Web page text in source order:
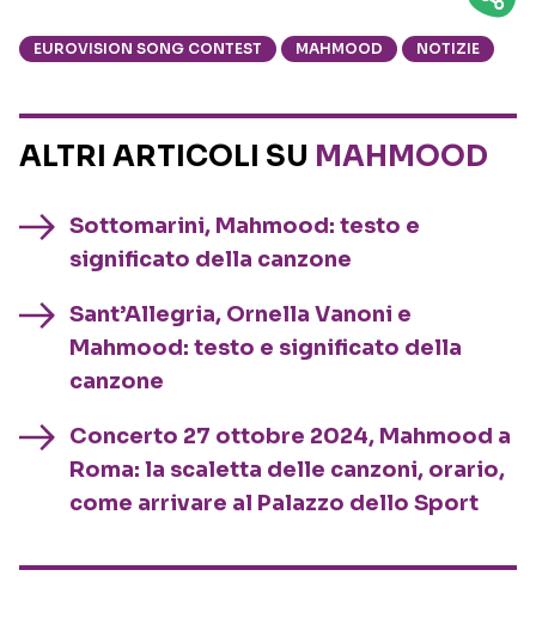
EUROVISION SONG CONTEST MAHMOOD NOTIZIE
ALTRI ARTICOLI SU MAHMOOD
Sottomarini, Mahmood: testo e
significato della canzone
Sant’Allegria, Ornella Vanoni e
Mahmood: testo e significato della
canzone
Concerto 27 ottobre 2024, Mahmood a
Roma: la scaletta delle canzoni, orario,
come arrivare al Palazzo dello Sport